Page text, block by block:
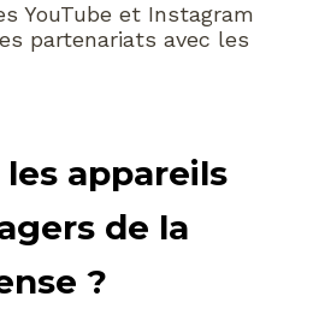
YouTube et Instagram
partenariats avec les
appareils
de la
?